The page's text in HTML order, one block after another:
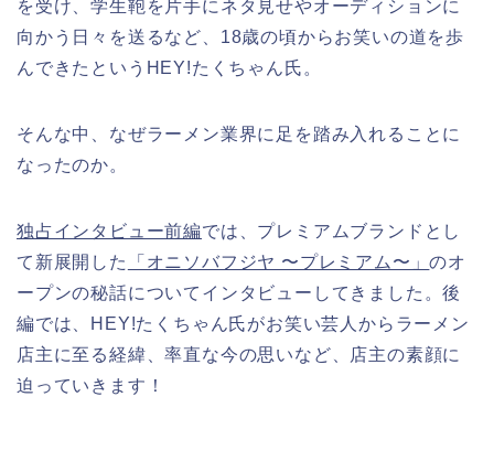
を受け、学生鞄を片手にネタ見せやオーディションに
向かう日々を送るなど、18歳の頃からお笑いの道を歩
んできたというHEY!たくちゃん氏。
そんな中、なぜラーメン業界に足を踏み入れることに
なったのか。
独占インタビュー前編では、プレミアムブランドとし
て新展開した
「オニソバフジヤ 〜プレミアム〜」のオ
ープンの秘話についてインタビューしてきました。後
編では、HEY!たくちゃん氏がお笑い芸人からラーメン
店主に至る経緯、率直な今の思いなど、店主の素顔に
迫っていきます！